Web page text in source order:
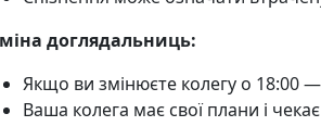
доглядальниць:
Якщо ви змінюєте колегу о 18:00
Ваша колега має свої плани і